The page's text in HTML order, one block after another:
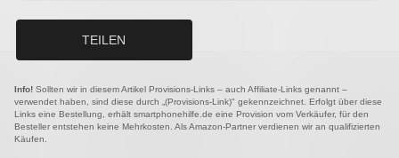
TEILEN
Info! Sollten wir in diesem Artikel Provisions-Links – auch Affiliate-Links genannt –
verwendet haben, sind diese durch „(Provisions-Link)" gekennzeichnet. Erfolgt über diese
Links eine Bestellung, erhält smartphonehilfe.de eine Provision vom Verkäufer, für den
Besteller entstehen keine Mehrkosten. Als Amazon-Partner verdienen wir an qualifizierten
Käufen.